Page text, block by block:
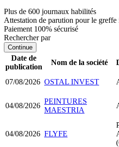
Plus de 600 journaux habilités
Attestation de parution pour le greffe
Paiement 100% sécurisé
Rechercher par
Continue
Date de
publication
Nom de la société
07/08/2026 OSTAL INVEST
04/08/2026
PEINTURES
MAESTRIA
04/08/2026 FLYFE